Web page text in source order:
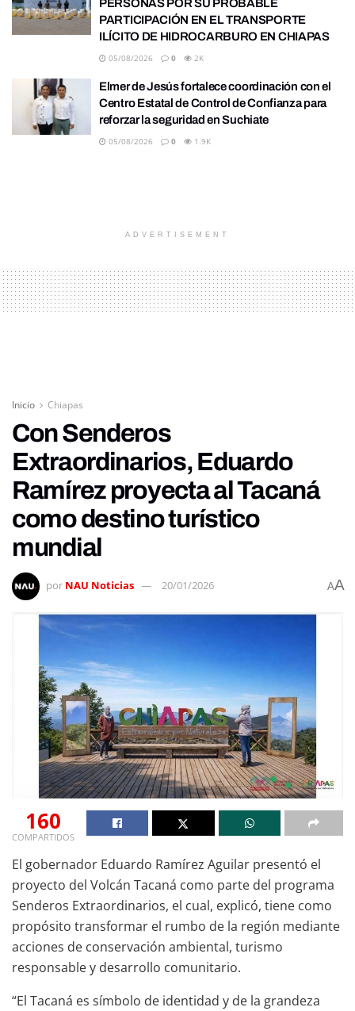
PERSONAS POR SU PROBABLE
PARTICIPACIÓN EN EL TRANSPORTE
ILÍCITO DE HIDROCARBURO EN CHIAPAS
05/08/2026 0 2K
Elmer de Jesús fortalece coordinación con el
Centro Estatal de Control de Confianza para
reforzar la seguridad en Suchiate
05/08/2026 0 1.9K
ADVERTISEMENT
Inicio Chiapas
Con Senderos
Extraordinarios, Eduardo
Ramírez proyecta al Tacaná
como destino turístico
mundial
por NAU Noticias 20/01/2026 AA
160
COMPARTIDOS
El gobernador Eduardo Ramírez Aguilar presentó el
proyecto del Volcán Tacaná como parte del programa
Senderos Extraordinarios, el cual, explicó, tiene como
propósito transformar el rumbo de la región mediante
acciones de conservación ambiental, turismo
responsable y desarrollo comunitario.
“El Tacaná es símbolo de identidad y de la grandeza